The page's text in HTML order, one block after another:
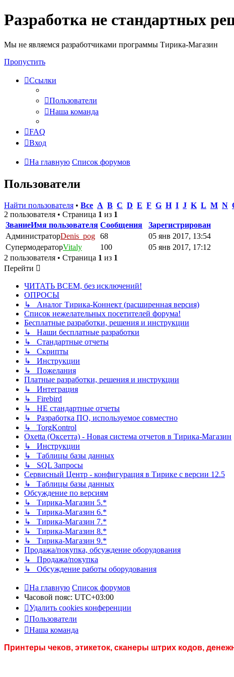
Разработка не стандартных
Мы не являемся разработчиками программы Тирика-Магазин
Пропустить
Ссылки
Пользователи
Наша команда
FAQ
Вход
На главную Список форумов
Пользователи
Найти пользователя • Все A B C D E F G H I J K L M N
2 пользователя • Страница 1 из 1
ЗваниеИмя пользователя Сообщения
Зарегистрирован
АдминистраторDenis_pog 68
05 янв 2017, 13:54
СупермодераторVitaly 100
05 янв 2017, 17:12
2 пользователя • Страница 1 из 1
Перейти
ЧИТАТЬ ВСЕМ, без исключений!
ОПРОСЫ
↳ Аналог Тирика-Коннект (расширенная версия)
Список нежелательных посетителей форума!
Бесплатные разработки, решения и инструкции
↳ Наши бесплатные разработки
↳ Стандартные отчеты
↳ Скрипты
↳ Инструкции
↳ Пожелания
Платные разработки, решения и инструкции
↳ Интеграция
↳ Firebird
↳ НЕ стандартные отчеты
↳ Разработка ПО, используемое совместно
↳ TorgKontrol
Oxetta (Оксетта) - Новая система отчетов в Тирика-Магазин
↳ Инструкции
↳ Таблицы базы данных
↳ SQL Запросы
Сервисный Центр - конфигурация в Тирике с версии 12.5
↳ Таблицы базы данных
Обсуждение по версиям
↳ Тирика-Магазин 5.*
↳ Тирика-Магазин 6.*
↳ Тирика-Магазин 7.*
↳ Тирика-Магазин 8.*
↳ Тирика-Магазин 9.*
Продажа/покупка, обсуждение оборудования
↳ Продажа/покупка
↳ Обсуждение работы оборудования
На главную Список форумов
Часовой пояс: UTC+03:00
Удалить cookies конференции
Пользователи
Наша команда
Принтеры чеков, этикеток, сканеры штрих кодов,